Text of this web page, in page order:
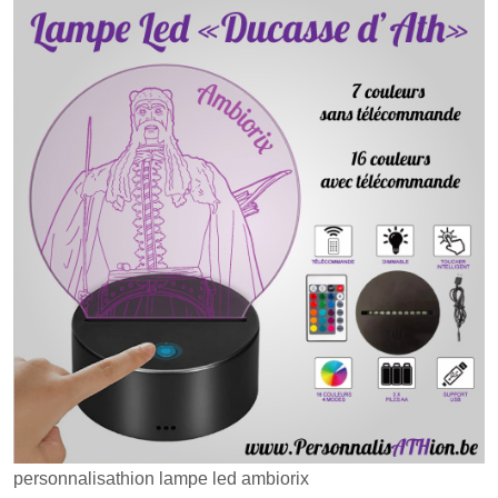
personnalisathion lampe led ambiorix